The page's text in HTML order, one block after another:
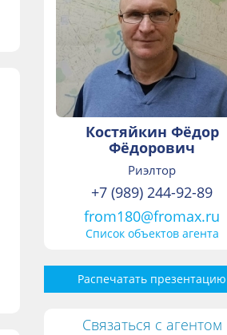
Костяйкин Фёдор
Фёдорович
Риэлтор
+7 (989) 244-92-89
from180@fromax.ru
Список объектов агента
Распечатать презентацию
Связаться с агентом